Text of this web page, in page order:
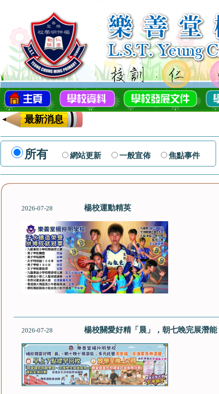
最新消息
所有 網站更新 一般宣佈 焦點事件
2026-07-28 楊校運動精英
2026-07-28 楊校關愛好精「晨」，朝七晚完展潛